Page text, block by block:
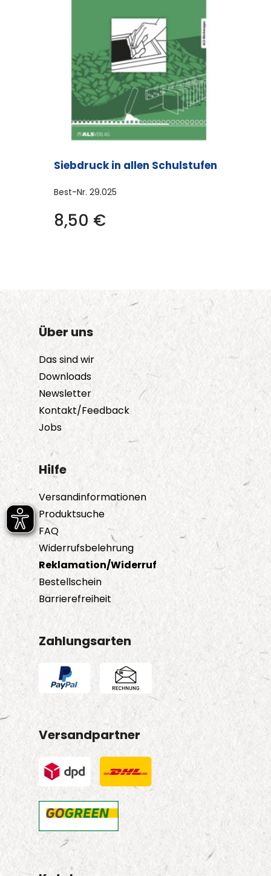
Siebdruck in allen Schulstufen
Best-Nr. 29.025
8,50 €
Über uns
Das sind wir
Downloads
Newsletter
Kontakt/Feedback
Jobs
Hilfe
Versandinformationen
Produktsuche
FAQ
Widerrufsbelehrung
Reklamation/Widerruf
Bestellschein
Barrierefreiheit
Zahlungsarten
Versandpartner